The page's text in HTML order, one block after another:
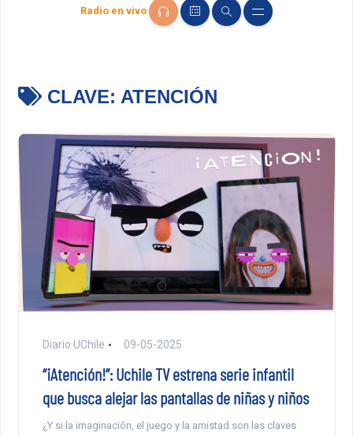
Radio en vivo
CLAVE: ATENCIÓN
Diario UChile 09-05-2025
“¡Atención!”: Uchile TV estrena serie infantil
que busca alejar las pantallas de niñas y niños
¿Y si la imaginación, el juego y la amistad son las claves